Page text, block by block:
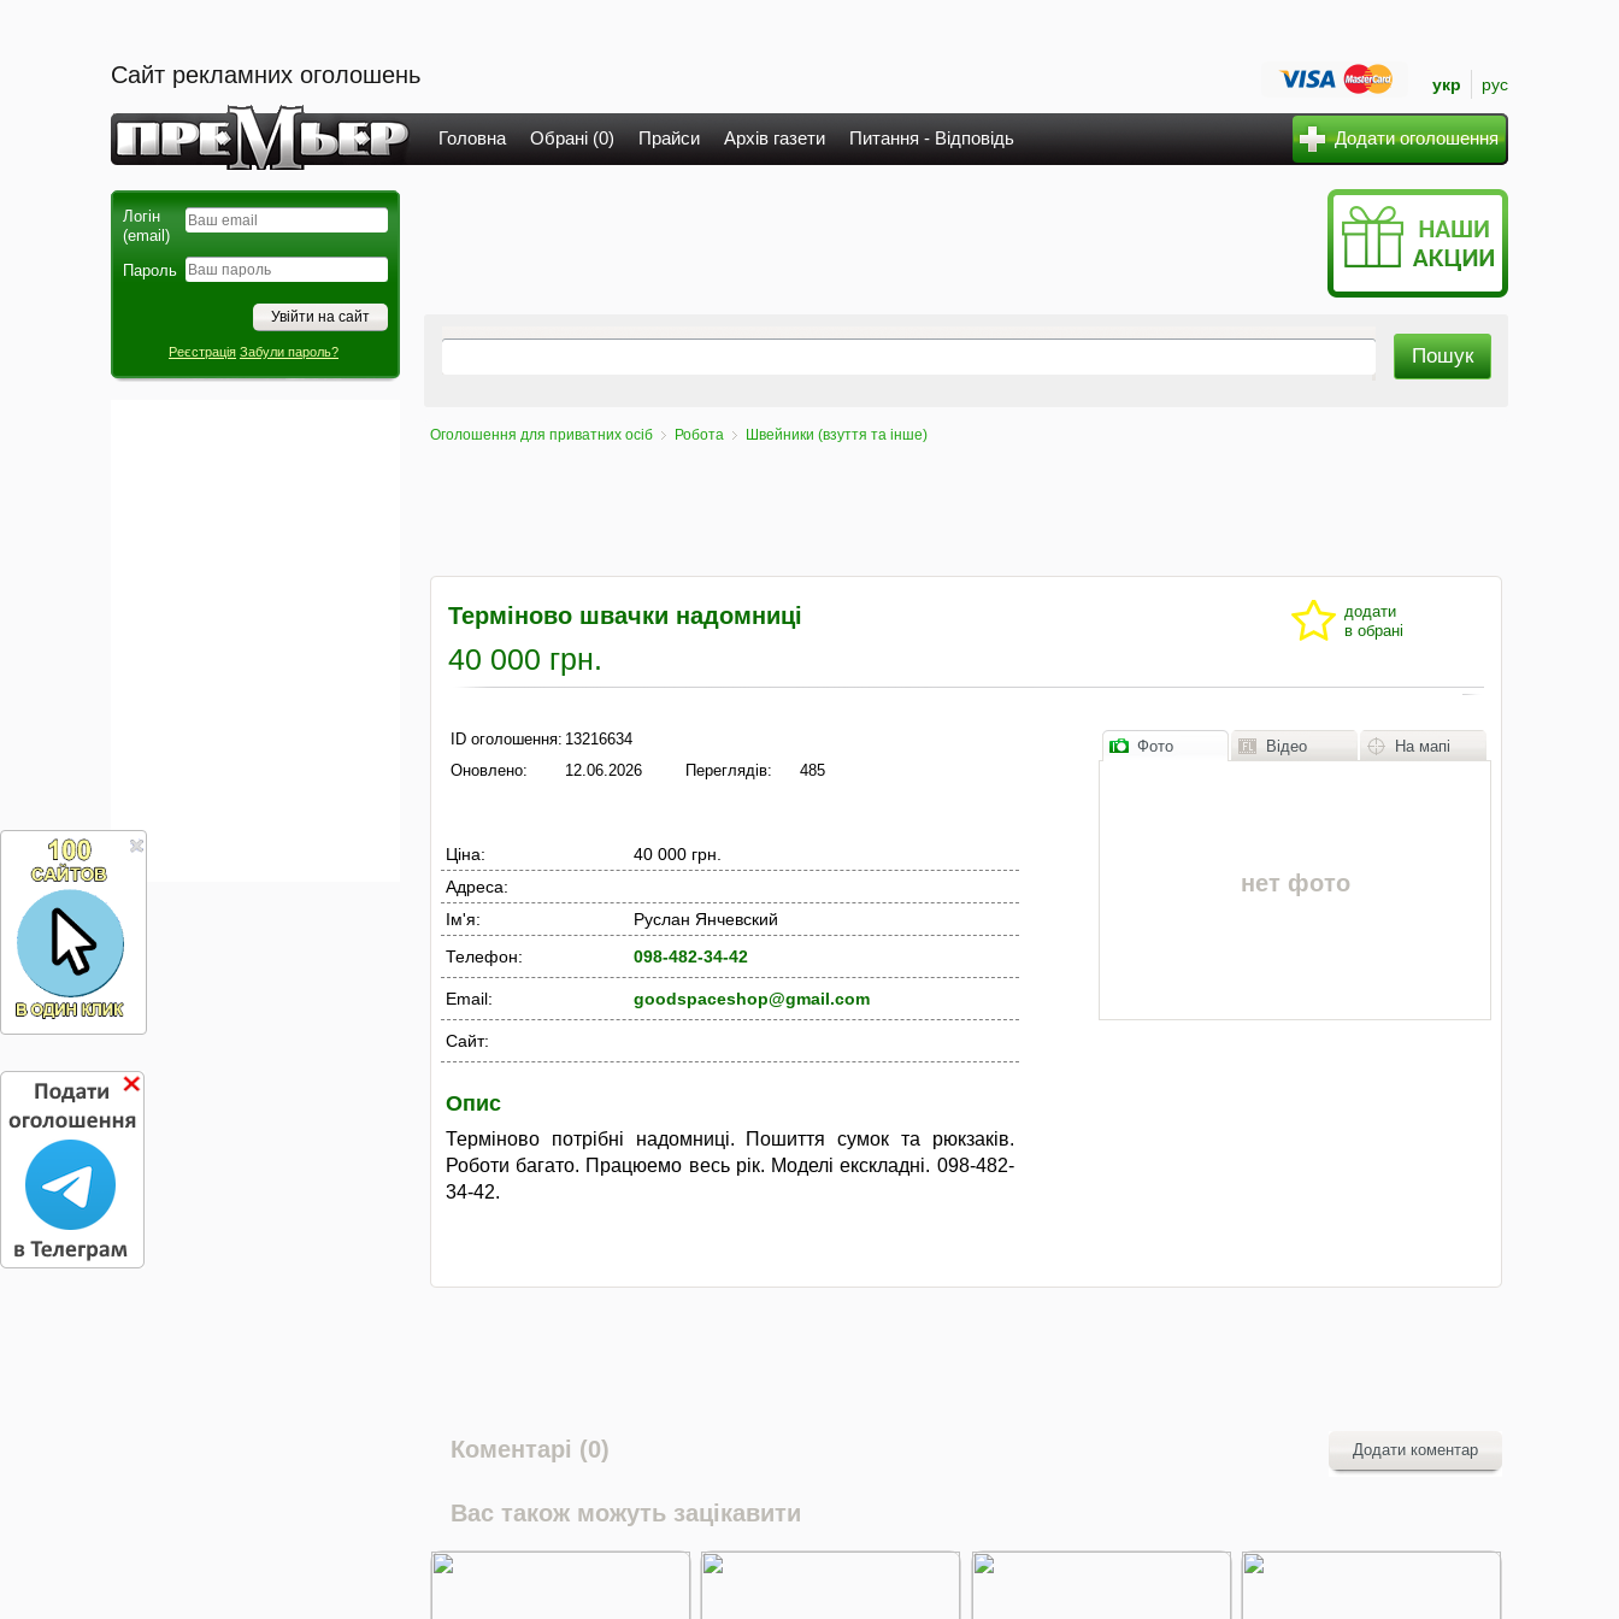
Сайт рекламних оголошень укр рус
Головна Обрані (0) Прайси Архів газети Питання - Відповідь Додати оголошення
Логін
(email)
Пароль
Реєстрація Забули пароль?
Оголошення для приватних осіб Робота Швейники (взуття та інше)
Терміново швачки надомниці
додати
в обрані
40 000 грн.
ID оголошення: 13216634
Оновлено:
12.06.2026 Переглядів: 485
Ціна:
40 000 грн.
Адреса:
Ім'я:
Руслан Янчевский
Телефон:
098-482-34-42
Email: goodspaceshop@gmail.com
Сайт:
Опис
Терміново потрібні надомниці. Пошиття сумок та рюкзаків.
Роботи багато. Працюемо весь рік. Моделі екскладні. 098-482-
34-42.
Фото Відео На мапі
нет фото
Коментарі (0) Додати коментар
Вас також можуть зацікавити